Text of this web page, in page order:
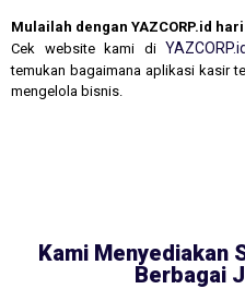
Mulailah dengan YAZCORP.id
Cek website kami di YAZCORP.id
temukan bagaimana aplikasi kasir
mengelola bisnis.
Kami Menyediakan
Berbagai